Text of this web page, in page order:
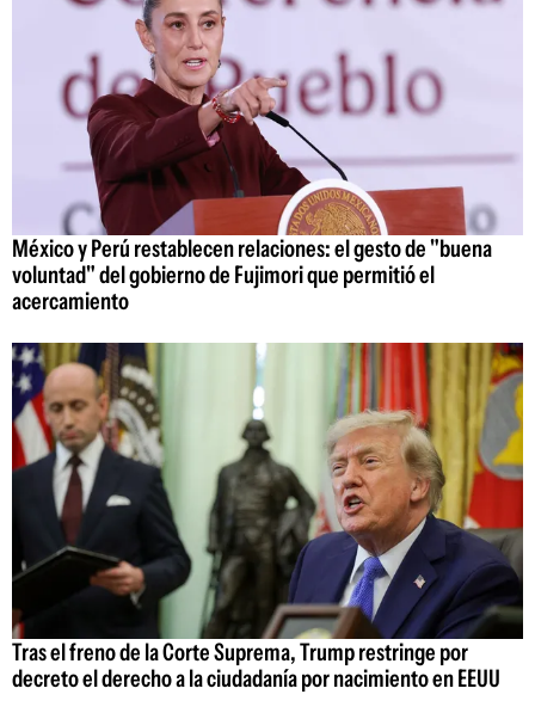
México y Perú restablecen relaciones: el gesto de "buena
voluntad" del gobierno de Fujimori que permitió el
acercamiento
Tras el freno de la Corte Suprema, Trump restringe por
decreto el derecho a la ciudadanía por nacimiento en EEUU